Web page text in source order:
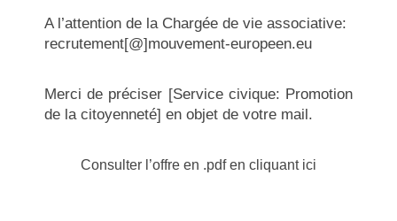
A l’attention de la Chargée de vie associative:
recrutement[@]mouvement-europeen.eu
Merci de préciser [Service civique: Promotion
de la citoyenneté] en objet de votre mail.
Consulter l’offre en .pdf en cliquant ici